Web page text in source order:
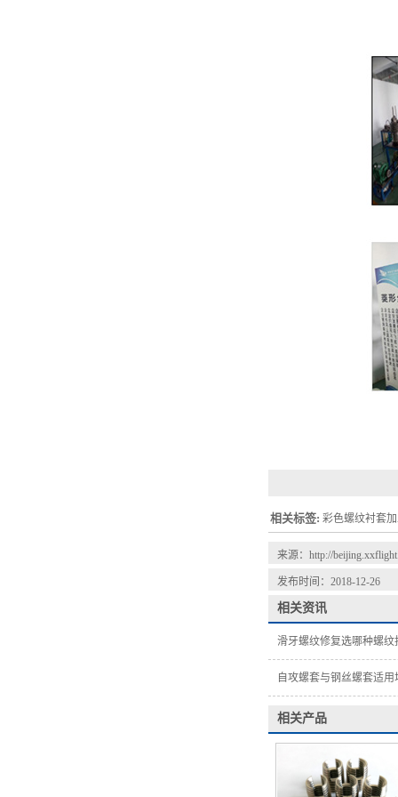
相关标签: 彩色螺纹衬套
来源： http://
发布时间：2018-12-26
相关资讯
滑牙螺纹修复选哪种螺纹
自攻螺套与钢丝螺套适
相关产品